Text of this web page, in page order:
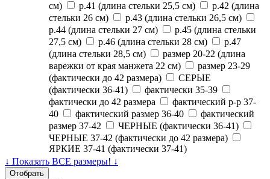
см)
р.41 (длина стельки 25,5 см)
р.42 (длина
стельки 26 см)
р.43 (длина стельки 26,5 см)
р.44 (длина стельки 27 см)
р.45 (длина стельки
27,5 см)
р.46 (длина стельки 28 см)
р.47
(длина стельки 28,5 см)
размер 20-22 (длина
варежки от края манжета 22 см)
размер 23-29
(фактически до 42 размера)
СЕРЫЕ
(фактически 36-41)
фактически 35-39
фактически до 42 размера
фактический р-р 37-
40
фактический размер 36-40
фактический
размер 37-42
ЧЕРНЫЕ (фактически 36-41)
ЧЕРНЫЕ 37-42 (фактически до 42 размера)
ЯРКИЕ 37-41 (фактически 37-41)
↓ Показать ВСЕ размеры! ↓